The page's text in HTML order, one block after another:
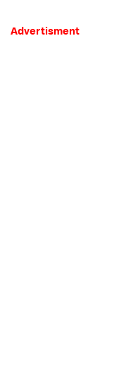
Advertisment